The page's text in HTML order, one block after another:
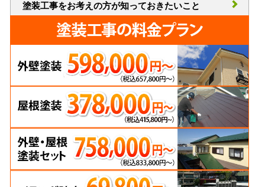
塗装工事をお考えの方が知っておきたいこと